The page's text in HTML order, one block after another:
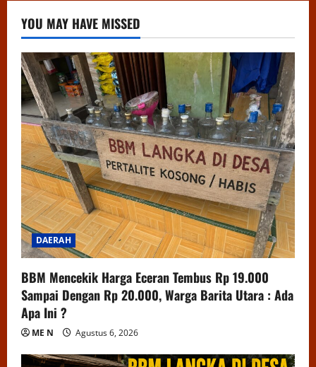
YOU MAY HAVE MISSED
DAERAH
BBM Mencekik Harga Eceran Tembus Rp 19.000
Sampai Dengan Rp 20.000, Warga Barita Utara : Ada
Apa Ini ?
ME N Agustus 6, 2026